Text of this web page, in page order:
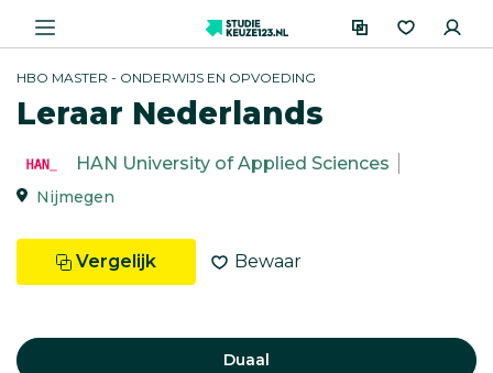
HBO MASTER - ONDERWIJS EN OPVOEDING
Leraar Nederlands
HAN University of Applied Sciences
Nijmegen
Vergelijk Bewaar
Duaal